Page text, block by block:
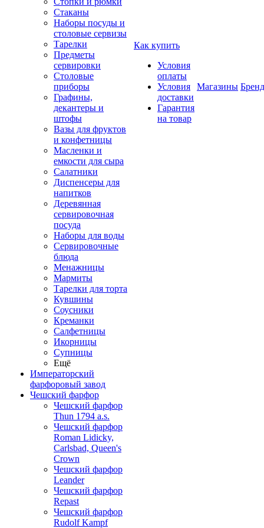
Стаканы
Наборы посуды и
столовые сервизы
Тарелки
Предметы
сервировки
Столовые
приборы
Графины,
декантеры и
штофы
Вазы для фруктов
и конфетницы
Масленки и
емкости для сыра
Салатники
Диспенсеры для
напитков
Деревянная
сервировочная
посуда
Наборы для воды
Сервировочные
блюда
Менажницы
Мармиты
Тарелки для торта
Кувшины
Соусники
Креманки
Салфетницы
Икорницы
Супницы
Ещё
Императорский
фарфоровый завод
Чешский фарфор
Чешский фарфор
Thun 1794 a.s.
Чешский фарфор
Roman Lidicky,
Carlsbad, Queen's
Crown
Чешский фарфор
Leander
Чешский фарфор
Repast
Чешский фарфор
Rudolf Kampf
Как купить
Условия
оплаты
Условия
доставки
Гарантия
на товар
Магазины